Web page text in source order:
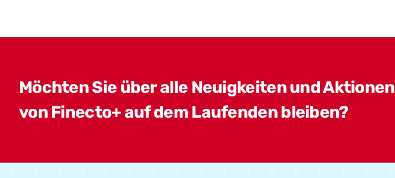
Möchten Sie über alle Neuigkeiten und Aktionen
von Finecto+ auf dem Laufenden bleiben?